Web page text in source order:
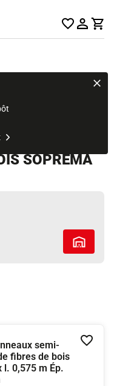
SOPREMA
Tous les
semi-
fibres de bois
l. 0,575 m Ép.